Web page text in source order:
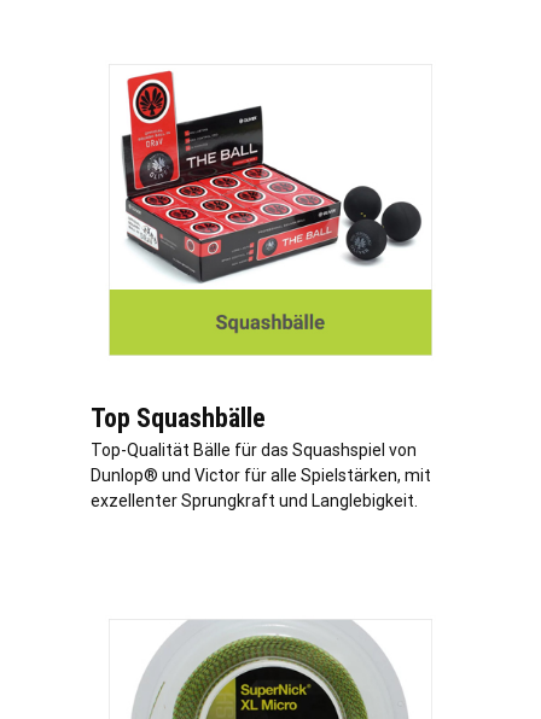
Top Squashbälle
Top-Qualität Bälle für das Squashspiel von
Dunlop® und Victor für alle Spielstärken, mit
exzellenter Sprungkraft und Langlebigkeit.